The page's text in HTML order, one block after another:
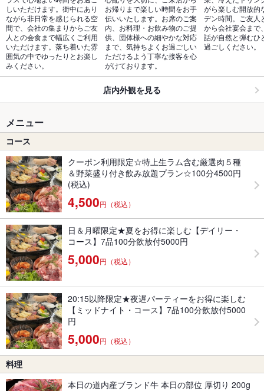
しいただけます。街中にあり
ながら非日常を感じられる空
間で、会社の集まりからご友
人との会食まで幅広くご利用
いただけます。落ち着いた雰
囲気の中でゆったりとお楽し
みください。
お帰りまで楽しい時間をお手
伝いいたします。お席のご案
内、お料理・お飲み物のご提
供、団体様への細やかな対応
まで、気持ちよくお過ごしい
ただけるよう丁寧な接客を心
がけております。
がら楽しむ開放的
デン時間。ご友人
から会社宴会まで
話が自然と弾むひ
過ごしください。
店内外観を見る
メニュー
コース
クーポン利用限定☆特上生ラム含む厳選肉５種
＆野菜盛り付き飲み放題プラン☆100分4500円
(税込)
4,500円（税込）
日＆月曜限定★夏をお得に楽しむ【デイリー・
コース】7品100分飲放付5000円
5,000円（税込）
20:15以降限定★夜遅パーティーをお得に楽しむ
【ミッドナイト・コース】7品100分飲放付5000
円
5,000円（税込）
料理
本日の道内産ブランド牛 本日の部位 厚切り 200g